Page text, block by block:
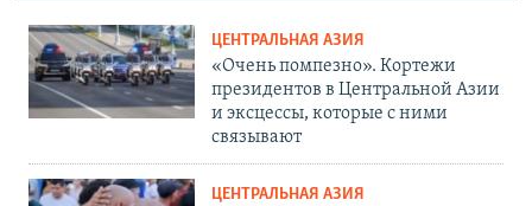
ЦЕНТРАЛЬНАЯ АЗИЯ
«Очень помпезно». Кортежи
президентов в Центральной Азии
и эксцессы, которые с ними
связывают
ЦЕНТРАЛЬНАЯ АЗИЯ